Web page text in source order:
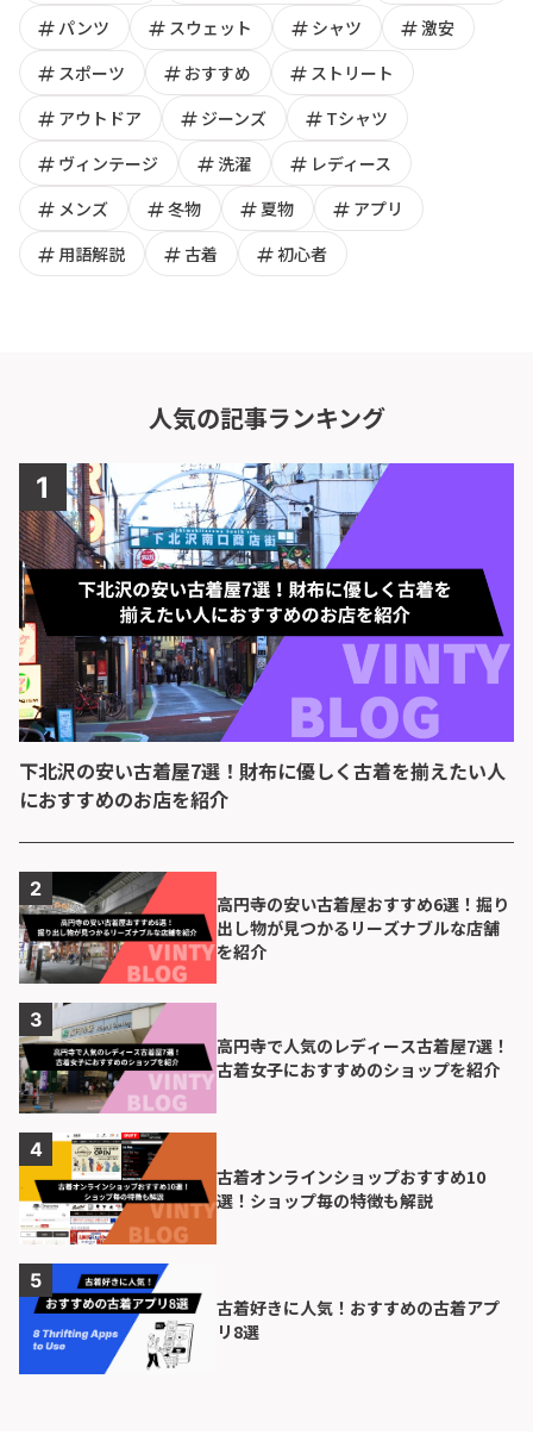
tagパンツ tag スウェット tag シャツ tag激安
tag スポーツ tag おすすめ tag ストリート
tag アウトドア tag ジーンズ tag Tシャツ
tag ヴィンテージ tag 洗濯 tag レディース
tag メンズ tag冬物 tag夏物 tag アプリ
tag 用語解説 tag 古着 tag初心者
人気の記事ランキング
下北沢の安い古着屋7選！財布に優しく古着を揃えたい人
におすすめのお店を紹介
高円寺の安い古着屋おすすめ6選！掘り
出し物が見つかるリーズナブルな店舗
を紹介
高円寺で人気のレディース古着屋7選！
古着女子におすすめのショップを紹介
古着オンラインショップおすすめ10
選！ショップ毎の特徴も解説
古着好きに人気！おすすめの古着アプ
リ8選